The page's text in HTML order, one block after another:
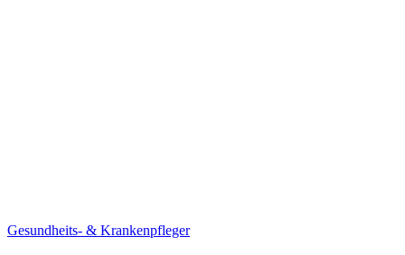
Gesundheits- & Krankenpfleger